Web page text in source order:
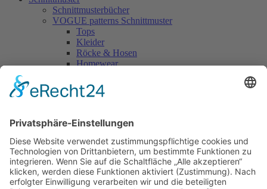
Schnittmusterbücher
VOGUE patterns Schnittmuster
Tops
Kleider
Röcke & Hosen
Homewear
Vogue Vintage
Herren
Accessoires
Einzelschnittmuster Burda
Tops
Kleider
Röcke & Hosen
Homewear
Jacken & Mäntel